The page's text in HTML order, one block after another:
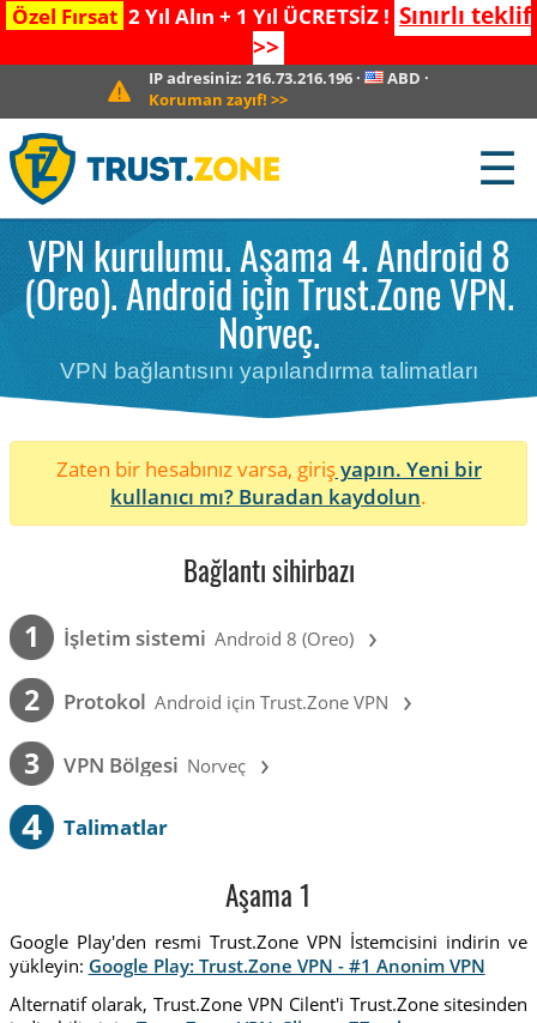
Özel Fırsat 2 Yıl Alın + 1 Yıl ÜCRETSİZ ! Sınırlı teklif
>>
IP adresiniz:216.73.216.196 · ABD ·
Koruman zayıf! >>
☰
VPN kurulumu. Aşama 4. Android 8
(Oreo). Android için Trust.Zone VPN.
Norveç.
VPN bağlantısını yapılandırma talimatları
Zaten bir hesabınız varsa, girişyapın. Yeni bir
kullanıcı mı? Buradan kaydolun.
Bağlantı sihirbazı
1 İşletim sistemi Android 8 (Oreo) ›
2 Protokol Android için Trust.Zone VPN ›
3 VPN Bölgesi Norveç ›
4 Talimatlar
Aşama 1
Google Play'den resmi Trust.Zone VPN İstemcisini indirin ve
yükleyin: Google Play: Trust.Zone VPN - #1 Anonim VPN
Alternatif olarak, Trust.Zone VPN Cilent'i Trust.Zone sitesinden